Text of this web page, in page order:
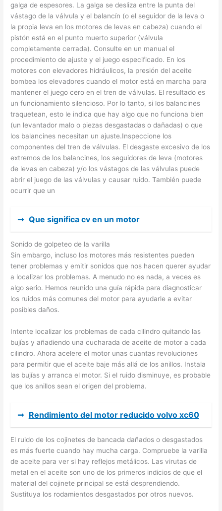
galga de espesores. La galga se desliza entre la punta del
vástago de la válvula y el balancín (o el seguidor de la leva o
la propia leva en los motores de levas en cabeza) cuando el
pistón está en el punto muerto superior (válvula
completamente cerrada). Consulte en un manual el
procedimiento de ajuste y el juego especificado. En los
motores con elevadores hidráulicos, la presión del aceite
bombea los elevadores cuando el motor está en marcha para
mantener el juego cero en el tren de válvulas. El resultado es
un funcionamiento silencioso. Por lo tanto, si los balancines
traquetean, esto le indica que hay algo que no funciona bien
(un levantador malo o piezas desgastadas o dañadas) o que
los balancines necesitan un ajuste.Inspeccione los
componentes del tren de válvulas. El desgaste excesivo de los
extremos de los balancines, los seguidores de leva (motores
de levas en cabeza) y/o los vástagos de las válvulas puede
abrir el juego de las válvulas y causar ruido. También puede
ocurrir que un
➞ Que significa cv en un motor
Sonido de golpeteo de la varilla
Sin embargo, incluso los motores más resistentes pueden
tener problemas y emitir sonidos que nos hacen querer ayudar
a localizar los problemas. A menudo no es nada, a veces es
algo serio. Hemos reunido una guía rápida para diagnosticar
los ruidos más comunes del motor para ayudarle a evitar
posibles daños.
Intente localizar los problemas de cada cilindro quitando las
bujías y añadiendo una cucharada de aceite de motor a cada
cilindro. Ahora acelere el motor unas cuantas revoluciones
para permitir que el aceite baje más allá de los anillos. Instala
las bujías y arranca el motor. Si el ruido disminuye, es probable
que los anillos sean el origen del problema.
➞ Rendimiento del motor reducido volvo xc60
El ruido de los cojinetes de bancada dañados o desgastados
es más fuerte cuando hay mucha carga. Compruebe la varilla
de aceite para ver si hay reflejos metálicos. Las virutas de
metal en el aceite son uno de los primeros indicios de que el
material del cojinete principal se está desprendiendo.
Sustituya los rodamientos desgastados por otros nuevos.